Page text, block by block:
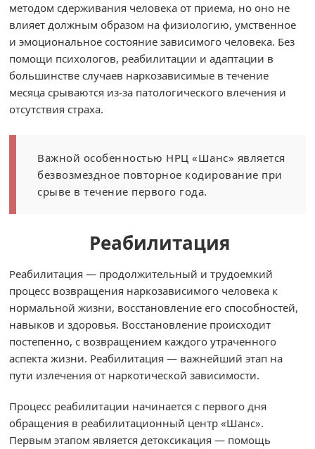
методом сдерживания человека от приема, но оно не
влияет должным образом на физиологию, умственное
и эмоциональное состояние зависимого человека. Без
помощи психологов, реабилитации и адаптации в
большинстве случаев наркозависимые в течение
месяца срываются из-за патологического влечения и
отсутствия страха.
Важной особенностью НРЦ «Шанс» является
безвозмездное повторное кодирование при
срыве в течение первого года.
Реабилитация
Реабилитация — продолжительный и трудоемкий
процесс возвращения наркозависимого человека к
нормальной жизни, восстановление его способностей,
навыков и здоровья. Восстановление происходит
постепенно, с возвращением каждого утраченного
аспекта жизни. Реабилитация — важнейший этап на
пути излечения от наркотической зависимости.
Процесс реабилитации начинается с первого дня
обращения в реабилитационный центр «Шанс».
Первым этапом является детоксикация — помощь